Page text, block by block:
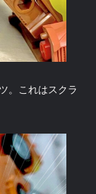
。これはスクラ